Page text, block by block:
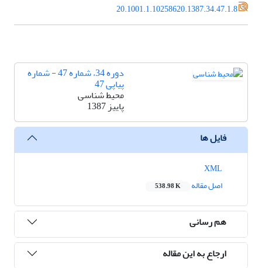
20.1001.1.10258620.1387.34.47.1.8
دوره 34، شماره 47 - شماره
پیاپی 47
محیط شناسی
پاییز 1387
فایل ها
اصل مقاله
538.98 K
هم رسانی
ارجاع به این مقاله